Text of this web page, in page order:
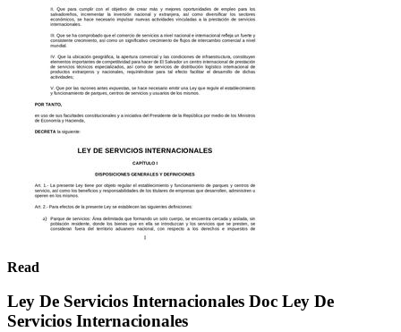
Read
Ley De Servicios Internacionales Doc Ley De
Servicios Internacionales